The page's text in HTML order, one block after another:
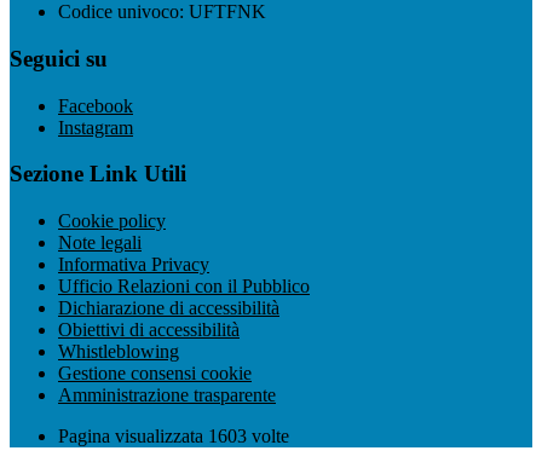
Codice univoco: UFTFNK
Seguici su
Facebook
Instagram
Sezione Link Utili
Cookie policy
Note legali
Informativa Privacy
Ufficio Relazioni con il Pubblico
Dichiarazione di accessibilità
Obiettivi di accessibilità
Whistleblowing
Gestione consensi cookie
Amministrazione trasparente
Pagina visualizzata 1603 volte